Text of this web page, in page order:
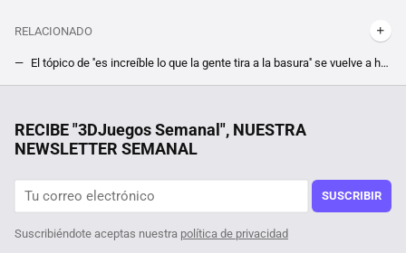
RELACIONADO
El tópico de ''es increíble lo que la gente tira a la basura'' se vuelve a hacer realidad: se encuentra una de las mejores versiones de una RTX 2060 en un vertedero
Se cambia de CPU pensando que la suya estaba defectuosa, cuando en realidad sólo se olvidó de un detalle al montarlo en el PC y no es el que crees
RECIBE "3DJuegos Semanal", NUESTRA
NEWSLETTER SEMANAL
SUSCRIBIR
Suscribiéndote aceptas nuestra política de privacidad